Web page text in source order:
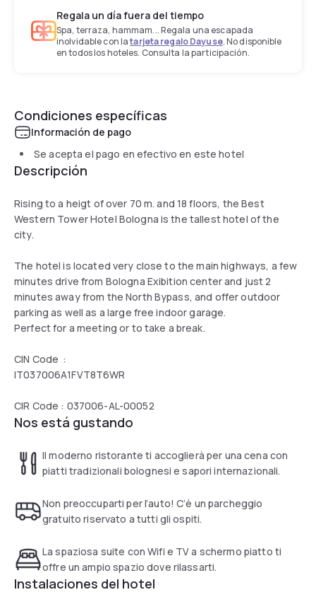
Regala un día fuera del tiempo
Spa, terraza, hammam... Regala una escapada
inolvidable con latarjeta regalo Dayuse. No disponible
en todos los hoteles. Consulta la participación.
Condiciones específicas
Información de pago
Se acepta el pago en efectivo en este hotel
Descripción
Rising to a heigt of over 70 m. and 18 floors, the Best
Western Tower Hotel Bologna is the tallest hotel of the
city.
The hotel is located very close to the main highways, a few
minutes drive from Bologna Exibition center and just 2
minutes away from the North Bypass, and offer outdoor
parking as well as a large free indoor garage.
Perfect for a meeting or to take a break.
CIN Code :
IT037006A1FVT8T6WR
CIR Code : 037006-AL-00052
Nos está gustando
Il moderno ristorante ti accoglierà per una cena con
piatti tradizionali bolognesi e sapori internazionali.
Non preoccuparti per l’auto! C’è un parcheggio
gratuito riservato a tutti gli ospiti.
La spaziosa suite con Wifi e TV a schermo piatto ti
offre un ampio spazio dove rilassarti.
Instalaciones del hotel